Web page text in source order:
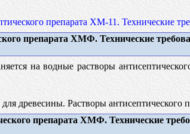
препарата ХМ-11. Технические
препарата ХМФ. Технические
на водные растворы
древесины. Растворы
препарата ХМФ. Технические